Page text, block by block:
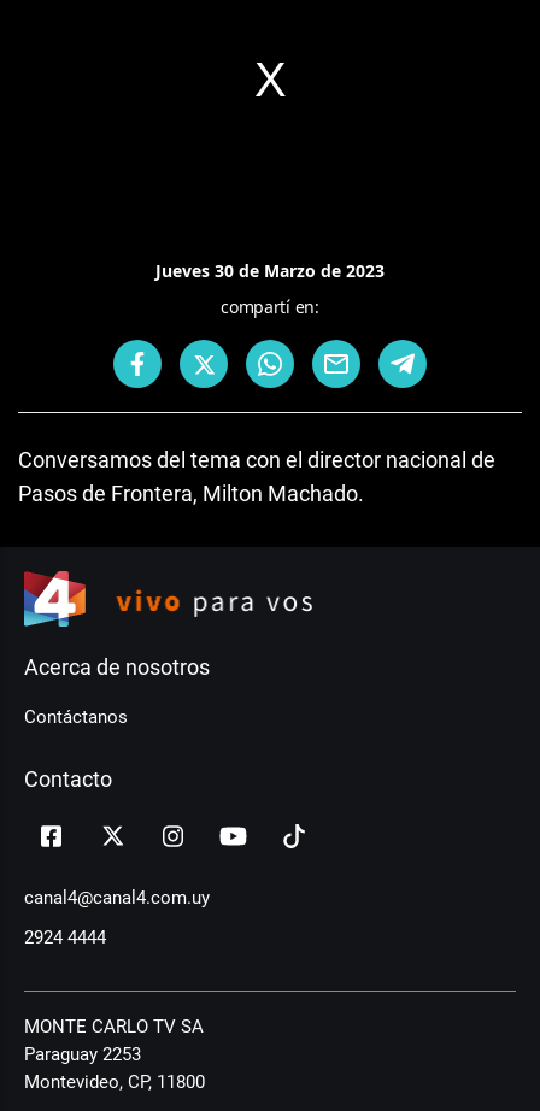
Jueves 30 de Marzo de 2023
compartí en:
Conversamos del tema con el director nacional de
Pasos de Frontera, Milton Machado.
Acerca de nosotros
Contáctanos
Contacto
canal4@canal4.com.uy
2924 4444
MONTE CARLO TV SA
Paraguay 2253
Montevideo, CP, 11800